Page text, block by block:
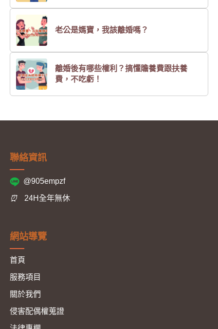
老公是媽寶，我該離婚嗎？
離婚後有哪些權利？搞懂贍養費跟扶養
費，不吃虧！
聯絡資訊
@905empzf
⏰ 24H全年無休
網站導覽
首頁
服務項目
關於我們
侵害配偶權蒐證